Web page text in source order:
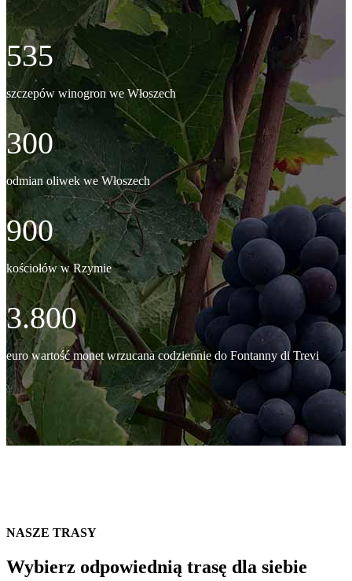
535
szczepów winogron we Włoszech
300
odmian oliwek we Włoszech
900
kościołów w Rzymie
3.800
euro wartość monet wrzucana codziennie do Fontanny di Trevi
NASZE TRASY
Wybierz odpowiednią trasę dla siebie